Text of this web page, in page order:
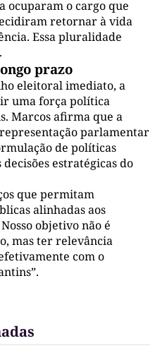
ocuparam o cargo que
retornar à vida
Essa pluralidade
prazo
eleitoral imediato, a
uma força política
Marcos afirma que a
parlamentar
de políticas
estratégicas do
que permitam
alinhadas aos
objetivo não é
mas ter relevância
com o